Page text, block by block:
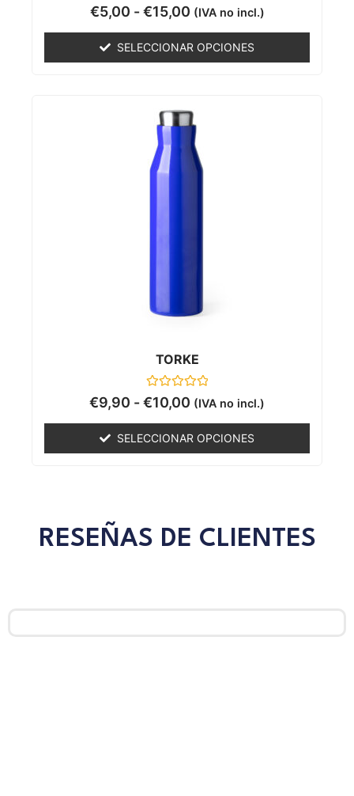
Valorado
con
5
€5,00 - €15,00 (IVA no incl.)
SELECCIONAR OPCIONES
TORKE
Valorado
con
5
€9,90 -€10,00 (IVA no incl.)
SELECCIONAR OPCIONES
RESEÑAS DE CLIENTES